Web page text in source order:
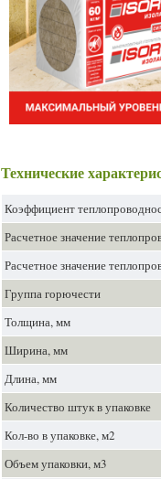
Технические
Коэффициент
Расчетное значение
Расчетное значение
Группа горючести
Толщина, мм
Ширина, мм
Длина, мм
Количество штук в упаковке
Кол-во в упаковке, м2
Объем упаковки, м3